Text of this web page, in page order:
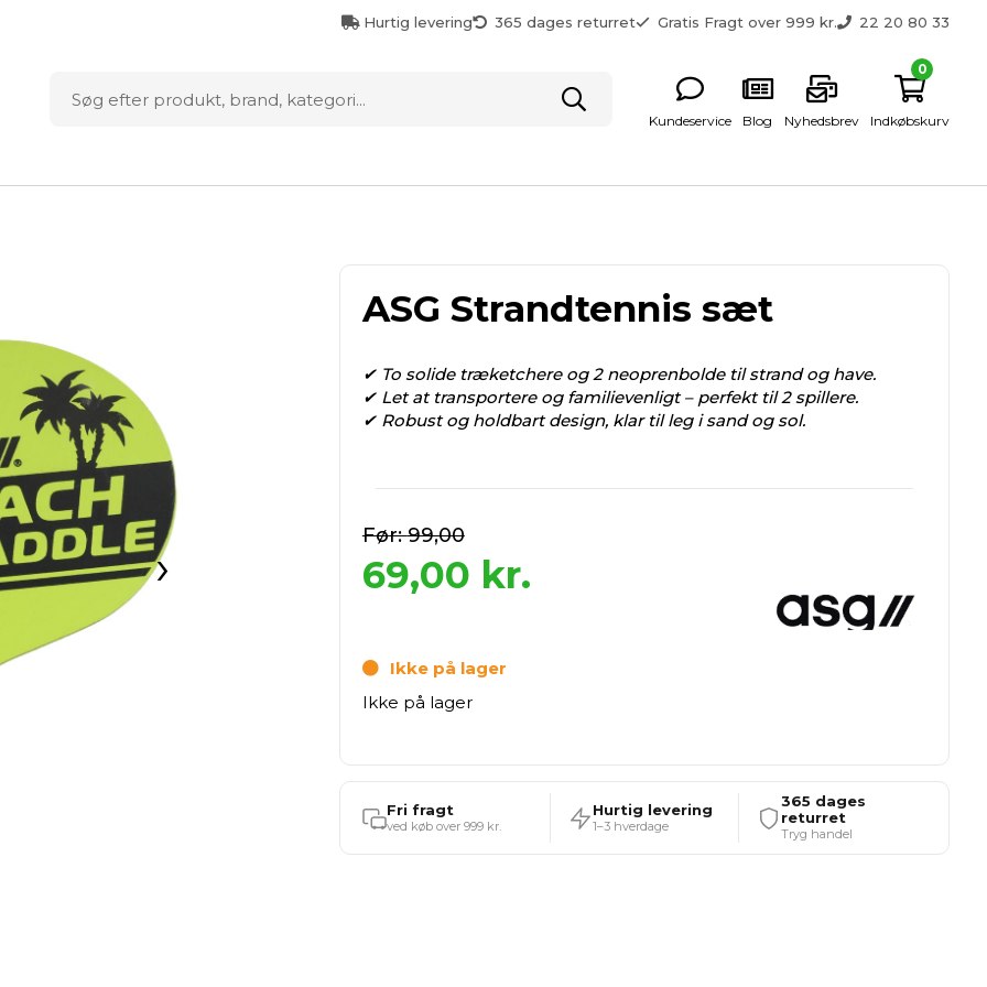
Hurtig levering 365 dages returret Gratis Fragt over 999 kr. 22 20 80 33
Kundeservice Blog Nyhedsbrev Indkøbskurv
0
›
ASG Strandtennis sæt
✔ To solide træketchere og 2 neoprenbolde til strand og have.
✔ Let at transportere og familievenligt – perfekt til 2 spillere.
✔ Robust og holdbart design, klar til leg i sand og sol.
99,00
69,00 kr.
Ikke på lager
Ikke på lager
Fri fragt
ved køb over 999 kr.
Hurtig levering
1–3 hverdage
365 dages
returret
Tryg handel